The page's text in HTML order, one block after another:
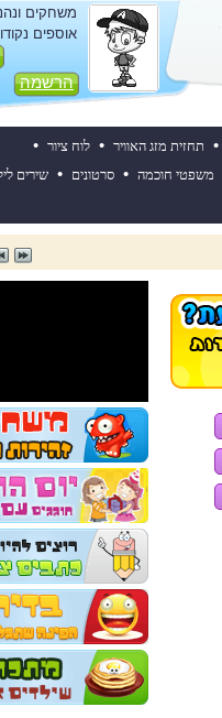
משחקים
אוספים
הרשמה
• תחזית מזג האוויר • לוח ציור •
משפטי חוכמה • סרטונים • שירים